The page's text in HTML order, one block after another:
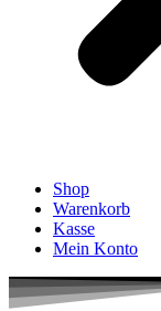
Shop
Warenkorb
Kasse
Mein Konto